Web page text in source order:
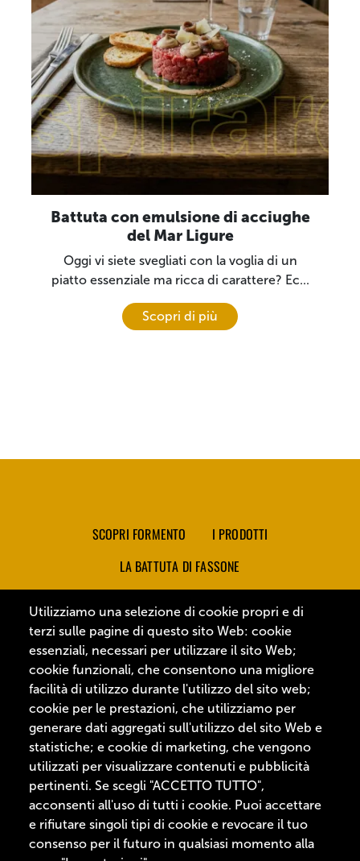
Battuta con emulsione di acciughe
del Mar Ligure
Oggi vi siete svegliati con la voglia di un
piatto essenziale ma ricca di carattere? Ec...
Scopri di più
Utilizziamo una selezione di cookie propri e di
terzi sulle pagine di questo sito Web: cookie
essenziali, necessari per utilizzare il sito Web;
cookie funzionali, che consentono una migliore
facilità di utilizzo durante l'utilizzo del sito web;
cookie per le prestazioni, che utilizziamo per
generare dati aggregati sull'utilizzo del sito Web e
statistiche; e cookie di marketing, che vengono
utilizzati per visualizzare contenuti e pubblicità
pertinenti. Se scegli "ACCETTO TUTTO",
acconsenti all'uso di tutti i cookie. Puoi accettare
e rifiutare singoli tipi di cookie e revocare il tuo
consenso per il futuro in qualsiasi momento alla
Footer Menu
SCOPRI FORMENTO
I PRODOTTI
LA BATTUTA DI FASSONE
LINEA SEMPLICI BONTÀ
LINEA GRIGLIAMI ANCORA
I CONSIGLI DELLO CHEF
LASCIATI ISPIRARE
CONTATTI